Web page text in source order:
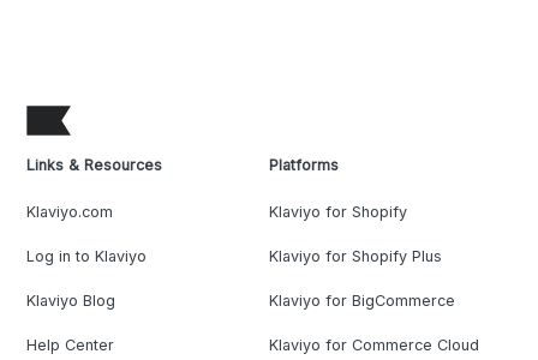
Links & Resources
Klaviyo.com
Log in to Klaviyo
Klaviyo Blog
Help Center
Platforms
Klaviyo for Shopify
Klaviyo for Shopify Plus
Klaviyo for BigCommerce
Klaviyo for Commerce Cloud